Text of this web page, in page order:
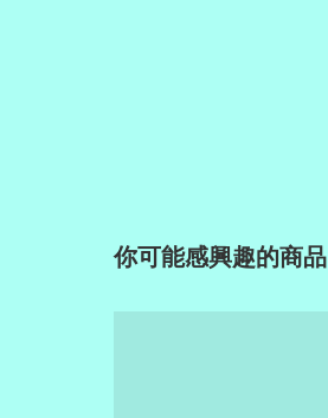
你可能感興趣的商品